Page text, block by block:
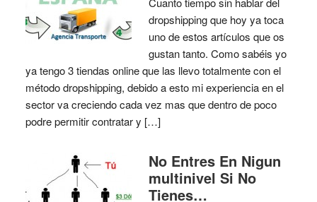
dropshipping que hoy ya toca
uno de estos artículos que os
gustan tanto. Como sabéis yo
ya tengo 3 tiendas online que las llevo totalmente con el
método dropshipping, debido a esto mi experiencia en el
sector va creciendo cada vez mas que dentro de poco
podre permitir contratar y […]
No Entres En Nigun
multinivel Si No
Tienes…